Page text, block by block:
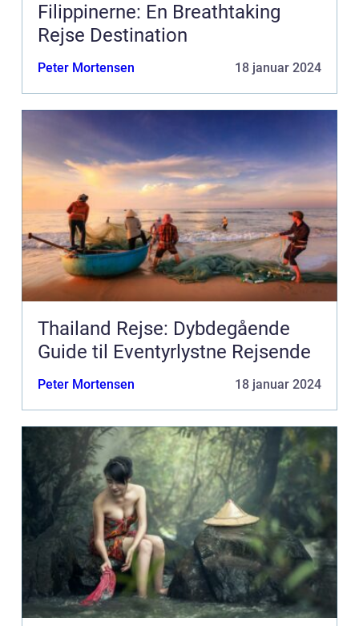
Filippinerne: En Breathtaking
Rejse Destination
Peter Mortensen 18 januar 2024
Thailand Rejse: Dybdegående
Guide til Eventyrlystne Rejsende
Peter Mortensen 18 januar 2024